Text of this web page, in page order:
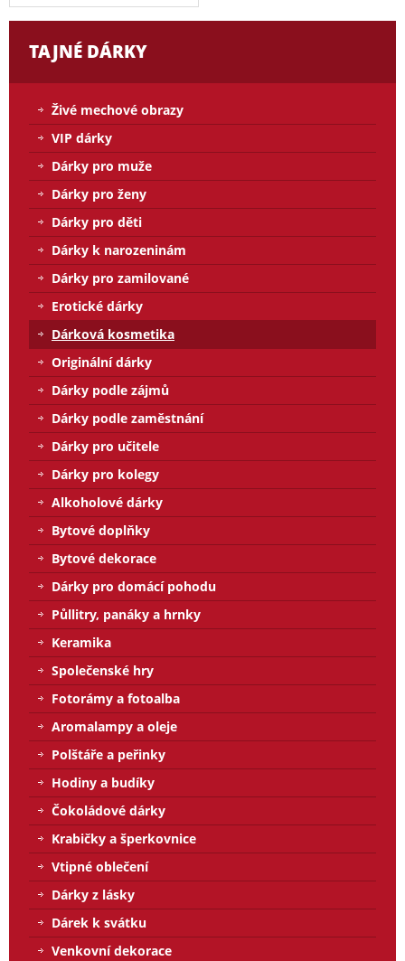
TAJNÉ DÁRKY
Živé mechové obrazy
VIP dárky
Dárky pro muže
Dárky pro ženy
Dárky pro děti
Dárky k narozeninám
Dárky pro zamilované
Erotické dárky
Dárková kosmetika
Originální dárky
Dárky podle zájmů
Dárky podle zaměstnání
Dárky pro učitele
Dárky pro kolegy
Alkoholové dárky
Bytové doplňky
Bytové dekorace
Dárky pro domácí pohodu
Půllitry, panáky a hrnky
Keramika
Společenské hry
Fotorámy a fotoalba
Aromalampy a oleje
Polštáře a peřinky
Hodiny a budíky
Čokoládové dárky
Krabičky a šperkovnice
Vtipné oblečení
Dárky z lásky
Dárek k svátku
Venkovní dekorace